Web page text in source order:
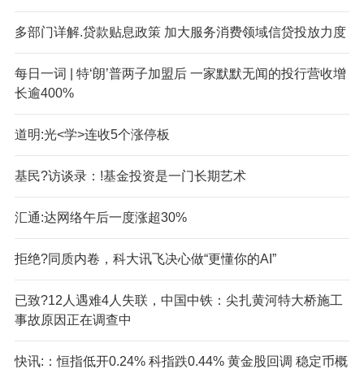
多部门详解.贷款贴息政策 加大服务消费领域信贷投放力度
每日一词 | 特‘朗’普两子加盟后 一家默默无闻的投行营收增
长逾400%
道明:光<学>连收5个涨停板
基民?访谈录：!基金投资是一门长期艺术
汇通:达网络午后一度涨超30%
拒绝?同质内卷，科大讯飞决心做“更懂你的AI”
已致?12人遇难4人失联，中国中铁：尖扎黄河特大桥施工
事故原因正在调查中
快讯:：恒指低开0.24% 科指跌0.44% 黄金股回调 稳定币概